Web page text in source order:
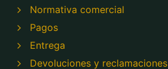
Normativa comercial
Pagos
Entrega
Devoluciones y reclamaciones